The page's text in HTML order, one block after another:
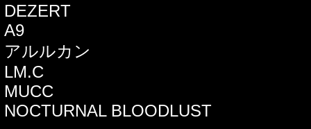
DEZERT
A9
アルルカン
LM.C
MUCC
NOCTURNAL BLOODLUST